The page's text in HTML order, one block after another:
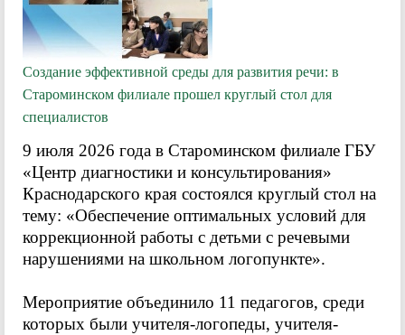
Создание эффективной среды для развития речи: в
Староминском филиале прошел круглый стол для
специалистов
9 июля 2026 года в Староминском филиале ГБУ
«Центр диагностики и консультирования»
Краснодарского края состоялся круглый стол на
тему: «Обеспечение оптимальных условий для
коррекционной работы с детьми с речевыми
нарушениями на школьном логопункте».
Мероприятие объединило 11 педагогов, среди
которых были учителя-логопеды, учителя-